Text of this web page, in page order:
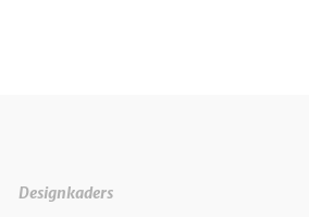
Designkaders